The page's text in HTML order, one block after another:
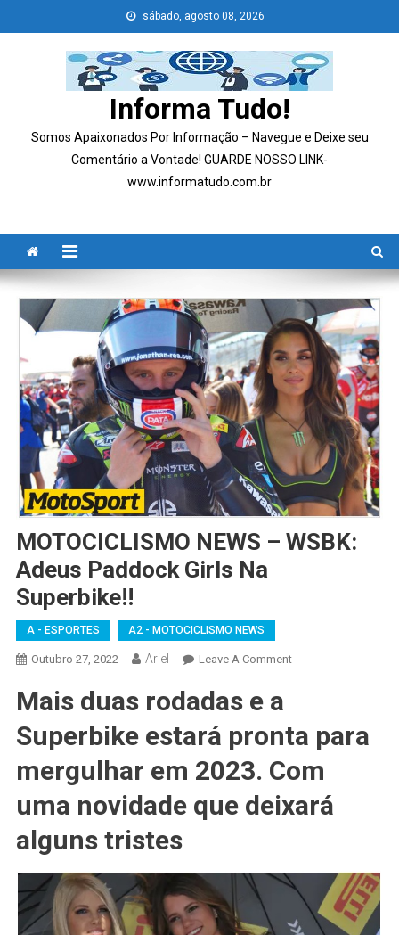
to
sábado, agosto 08, 2026
Informa Tudo!
Somos Apaixonados Por Informação – Navegue e Deixe seu
Comentário a Vontade! GUARDE NOSSO LINK-
www.informatudo.com.br
MOTOCICLISMO NEWS – WSBK:
Adeus Paddock Girls Na
Superbike!!
A - ESPORTES A2 - MOTOCICLISMO NEWS
Outubro 27, 2022 Ariel Leave A CommentOn
WSBK:
Paddock
Girls
Mais duas rodadas e a
Superbike estará pronta para
mergulhar em 2023. Com
uma novidade que deixará
alguns tristes